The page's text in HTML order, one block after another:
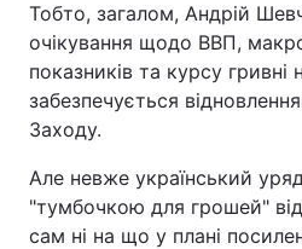
Тобто, загалом, Андрій
очікування щодо ВВП,
показників та курсу
забезпечується
Заходу.
Але невже український
"тумбочкою для грошей"
сам ні на що у плані